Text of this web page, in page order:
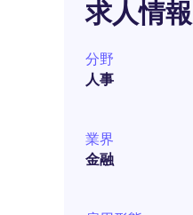
求人情報
分野
人事
業界
金融